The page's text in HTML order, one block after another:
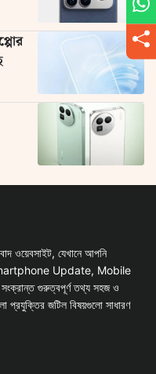
ওয়েবসাইট, যেখানে আপনি
Update, Mobile
গুরুত্বপূর্ণ তথ্য সহজ ও
প্রযুক্তির জটিল বিষয়গুলো সাধারণ